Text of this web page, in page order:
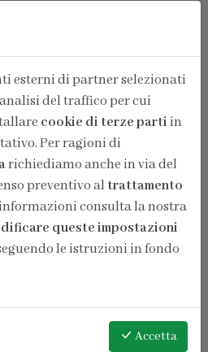
esterni di partner selezionati
del traffico per cui
cookie di terze partiin
Per ragioni di
richiediamo anche in via del
preventivo altrattamento
consulta la nostra
queste impostazioni
le istruzioni in fondo
Accetta